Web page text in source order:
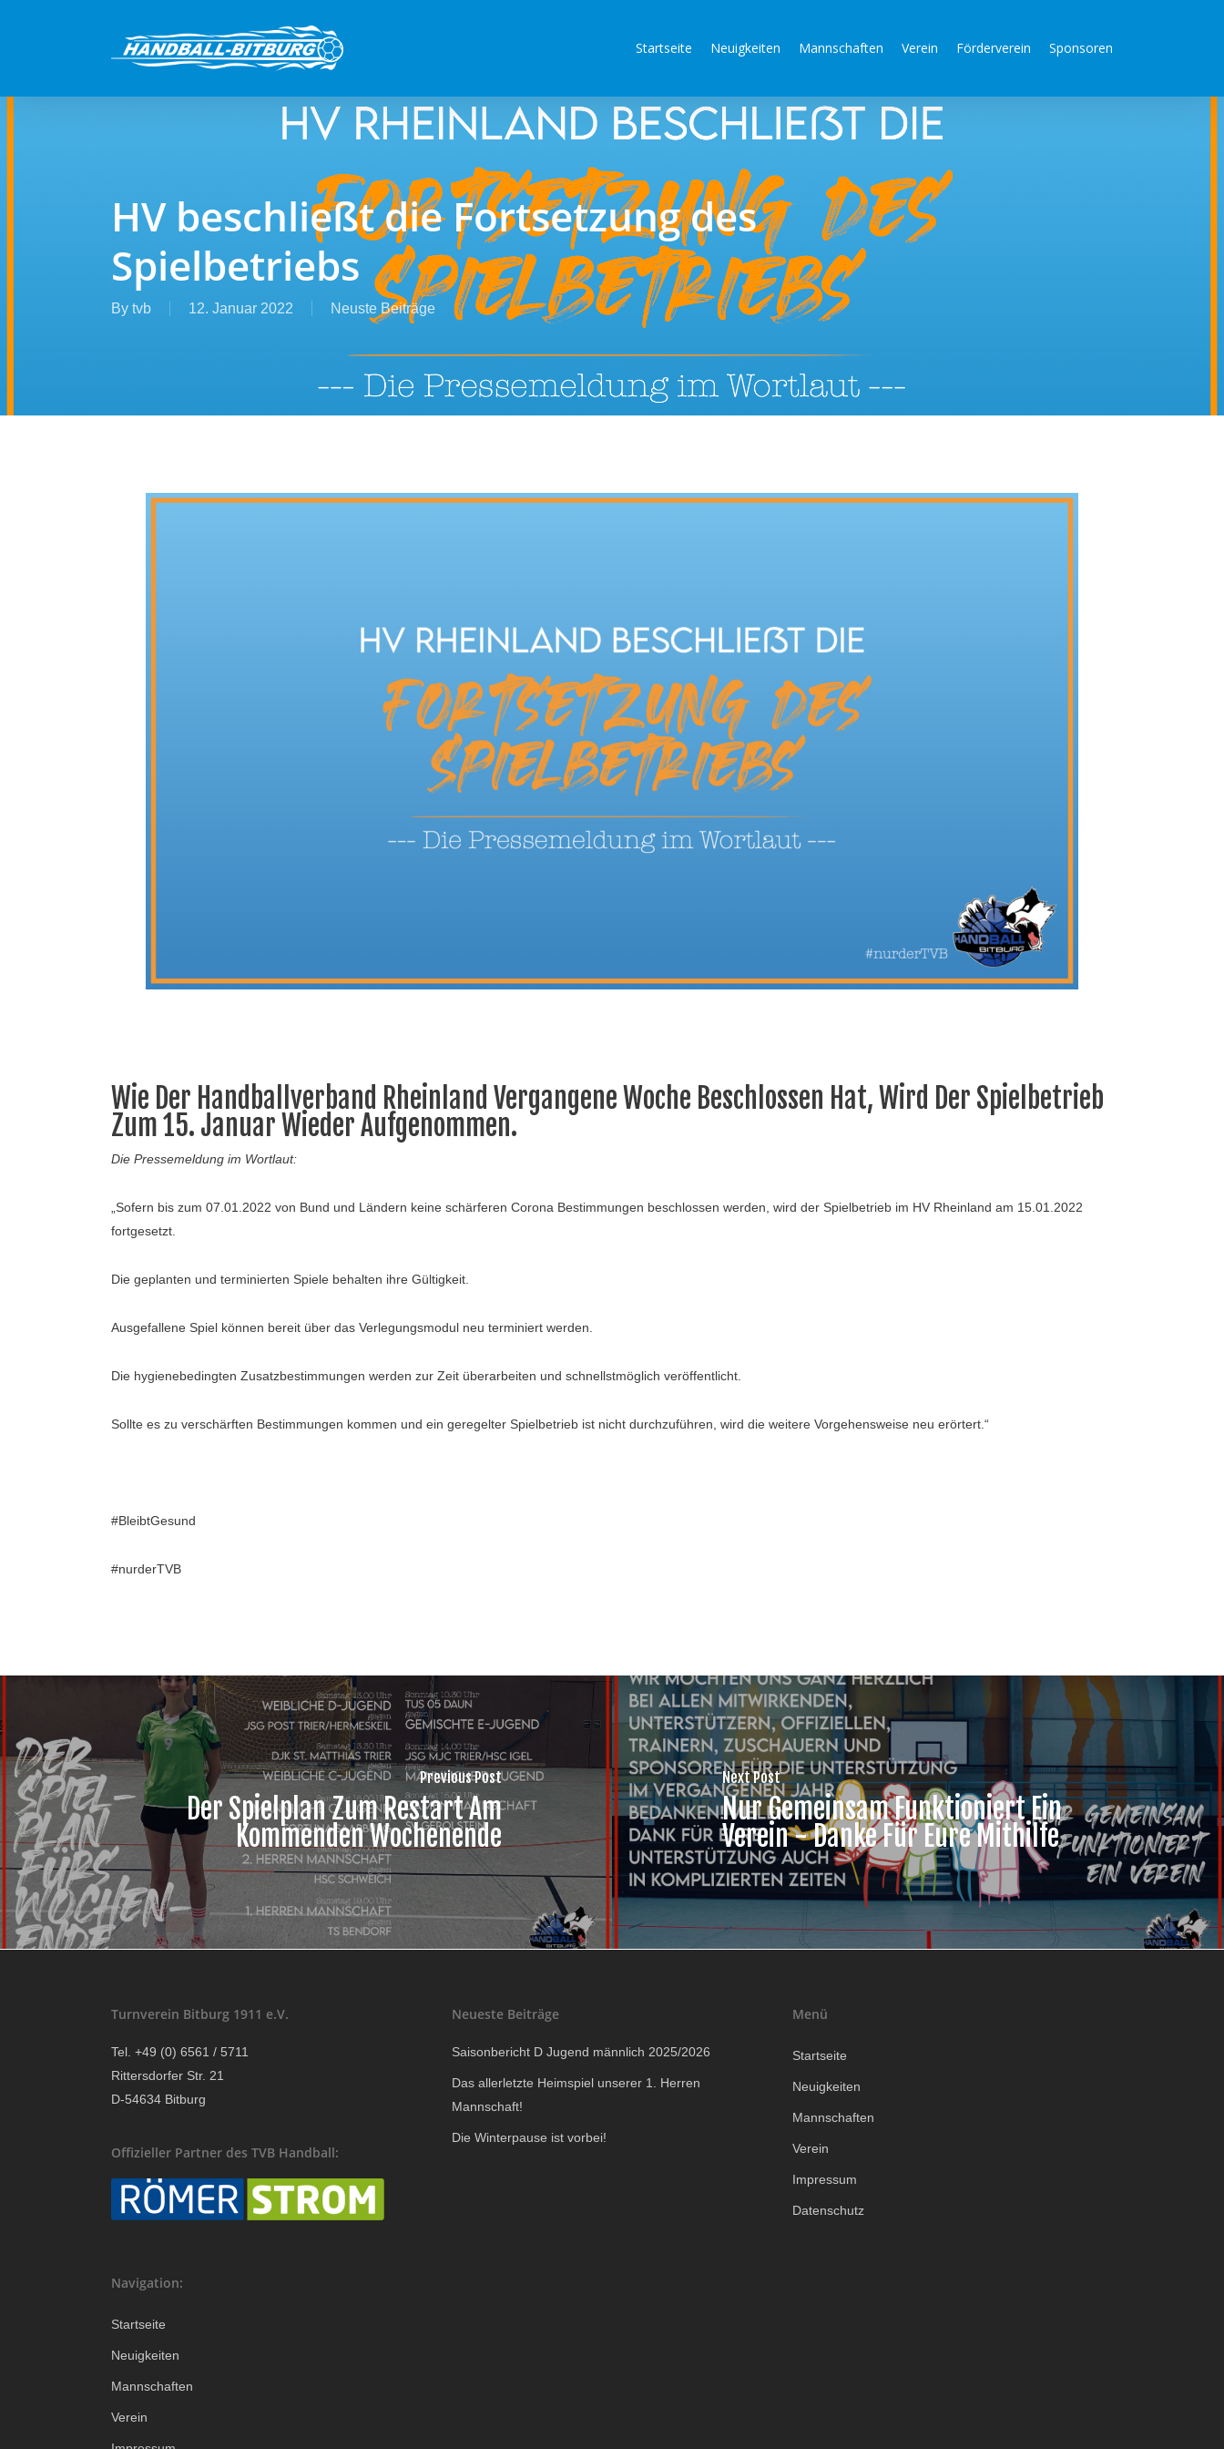
Startseite Neuigkeiten Mannschaften Verein Förderverein Sponsoren
HV beschließt die Fortsetzung des
Spielbetriebs
By tvb 12. Januar 2022 Neuste Beiträge
Wie Der Handballverband Rheinland Vergangene Woche Beschlossen Hat, Wird Der Spielbetrieb
Zum 15. Januar Wieder Aufgenommen.
Die Pressemeldung im Wortlaut:
„Sofern bis zum 07.01.2022 von Bund und Ländern keine schärferen Corona Bestimmungen beschlossen werden, wird der Spielbetrieb im HV Rheinland am 15.01.2022
fortgesetzt.
Die geplanten und terminierten Spiele behalten ihre Gültigkeit.
Ausgefallene Spiel können bereit über das Verlegungsmodul neu terminiert werden.
Die hygienebedingten Zusatzbestimmungen werden zur Zeit überarbeiten und schnellstmöglich veröffentlicht.
Sollte es zu verschärften Bestimmungen kommen und ein geregelter Spielbetrieb ist nicht durchzuführen, wird die weitere Vorgehensweise neu erörtert.“
#BleibtGesund
#nurderTVB
Previous Post
Der Spielplan Zum Restart Am
Kommenden Wochenende
Next Post
Nur Gemeinsam Funktioniert Ein
Verein - Danke Für Eure Mithilfe
Turnverein Bitburg 1911 e.V.
Tel. +49 (0) 6561 / 5711
Rittersdorfer Str. 21
D-54634 Bitburg
Offizieller Partner des TVB Handball:
Navigation:
Startseite
Neuigkeiten
Mannschaften
Verein
Neueste Beiträge
Saisonbericht D Jugend männlich 2025/2026
Das allerletzte Heimspiel unserer 1. Herren
Mannschaft!
Die Winterpause ist vorbei!
Menü
Startseite
Neuigkeiten
Mannschaften
Verein
Impressum
Datenschutz